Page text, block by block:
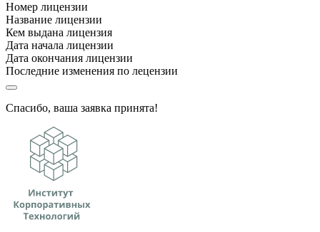
Номер лицензии
Название лицензии
Кем выдана лицензия
Дата начала лицензии
Дата окончания лицензии
Последние изменения по лецензии
Спасибо, ваша заявка принята!